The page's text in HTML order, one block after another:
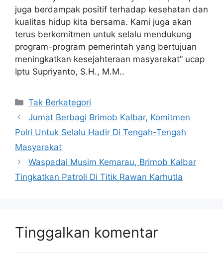
juga berdampak positif terhadap kesehatan dan
kualitas hidup kita bersama. Kami juga akan
terus berkomitmen untuk selalu mendukung
program-program pemerintah yang bertujuan
meningkatkan kesejahteraan masyarakat” ucap
Iptu Supriyanto, S.H., M.M..
Kategori
Tak Berkategori
Jumat Berbagi Brimob Kalbar, Komitmen
Polri Untuk Selalu Hadir Di Tengah-Tengah
Masyarakat
Waspadai Musim Kemarau, Brimob Kalbar
Tingkatkan Patroli Di Titik Rawan Karhutla
Tinggalkan komentar